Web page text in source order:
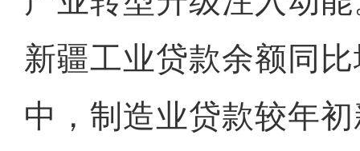
新疆工业贷款余额同
中，制造业贷款较年